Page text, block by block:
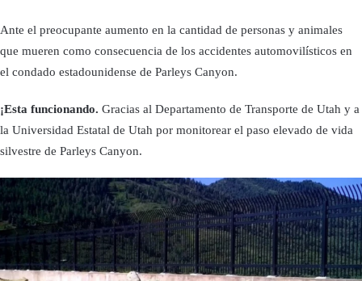
Ante el preocupante aumento en la cantidad de personas y animales
que mueren como consecuencia de los accidentes automovilísticos en
el condado estadounidense de Parleys Canyon.
¡Esta funcionando. Gracias al Departamento de Transporte de Utah y a
la Universidad Estatal de Utah por monitorear el paso elevado de vida
silvestre de Parleys Canyon.